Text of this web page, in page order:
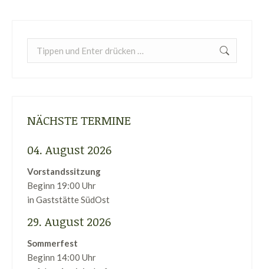
Search:
NÄCHSTE TERMINE
04. August 2026
Vorstandssitzung
Beginn 19:00 Uhr
in Gaststätte SüdOst
29. August 2026
Sommerfest
Beginn 14:00 Uhr